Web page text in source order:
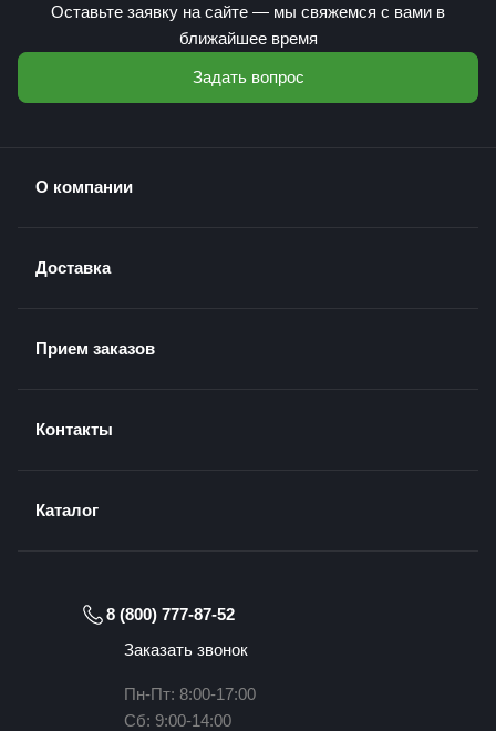
Оставьте заявку на сайте — мы свяжемся с вами в
ближайшее время
Задать вопрос
О компании
Доставка
Прием заказов
Контакты
Каталог
8 (800) 777-87-52
Заказать звонок
Пн-Пт: 8:00-17:00
Сб: 9:00-14:00